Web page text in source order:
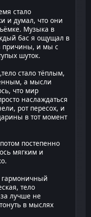
стало
и думал, что они
Музыка в
бас я ощущал в
причины, и мы с
шуток.
стало тёплым,
а мысли
что мир
наслаждаться
рот пересох, и
в тот момент
постепенно
мягким и
гармоничный
тело
лучше не
в мыслях